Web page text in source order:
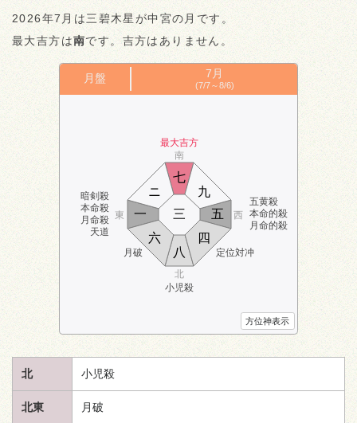
2026年7月は三碧木星が中宮の月です。
最大吉方は南です。吉方はありません。
月盤 7月
(7/7～8/6)
最大吉方
暗剣殺
本命殺
月命殺
天道
五黄殺
本命的殺
月命的殺
月破
小児殺
定位対冲
南
北
東 西
八
九
一
ニ
三
四
五
六
七
方位神表示
北 小児殺
北東 月破